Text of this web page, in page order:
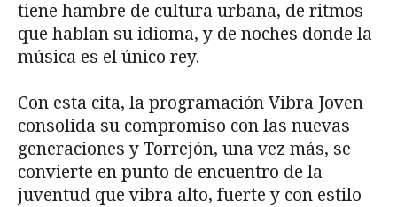
tiene hambre de cultura urbana, de ritmos
que hablan su idioma, y de noches donde la
música es el único rey.
Con esta cita, la programación Vibra Joven
consolida su compromiso con las nuevas
generaciones y Torrejón, una vez más, se
convierte en punto de encuentro de la
juventud que vibra alto, fuerte y con estilo